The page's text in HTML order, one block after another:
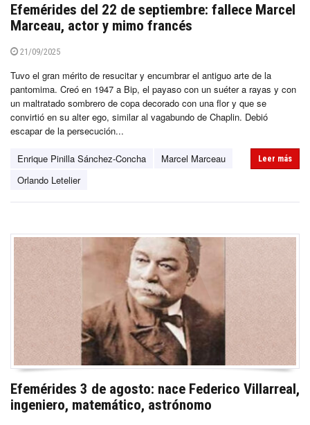
Efemérides del 22 de septiembre: fallece Marcel
Marceau, actor y mimo francés
21/09/2025
Tuvo el gran mérito de resucitar y encumbrar el antiguo arte de la
pantomima. Creó en 1947 a Bip, el payaso con un suéter a rayas y con
un maltratado sombrero de copa decorado con una flor y que se
convirtió en su alter ego, similar al vagabundo de Chaplin. Debió
escapar de la persecución...
Enrique Pinilla Sánchez-Concha
Marcel Marceau
Orlando Letelier
Leer más
Efemérides 3 de agosto: nace Federico Villarreal,
ingeniero, matemático, astrónomo